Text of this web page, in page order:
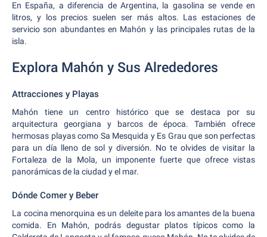
En España, a diferencia de Argentina, la gasolina se vende en
litros, y los precios suelen ser más altos. Las estaciones de
servicio son abundantes en Mahón y las principales rutas de la
isla.
Explora Mahón y Sus Alrededores
Attracciones y Playas
Mahón tiene un centro histórico que se destaca por su
arquitectura georgiana y barcos de época. También ofrece
hermosas playas como Sa Mesquida y Es Grau que son perfectas
para un día lleno de sol y diversión. No te olvides de visitar la
Fortaleza de la Mola, un imponente fuerte que ofrece vistas
panorámicas de la ciudad y el mar.
Dónde Comer y Beber
La cocina menorquina es un deleite para los amantes de la buena
comida. En Mahón, podrás degustar platos típicos como la